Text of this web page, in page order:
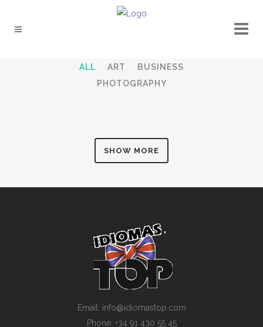
ALL ART
BUSINESS
PHOTOGRAPHY
SHOW MORE
Email: info@idiomastop.com
Phone: +34 91 430 55 45